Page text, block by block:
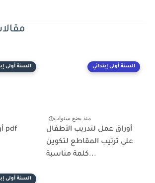
السنة أولى
أوراق عمل الحروف pdf
السنة أولى إبتدائي
منذ بضع سنوات
أوراق عمل لتدريب الأطفال
على ترتيب المقاطع لتكوين
كلمة مناسبة...
السنة أولى